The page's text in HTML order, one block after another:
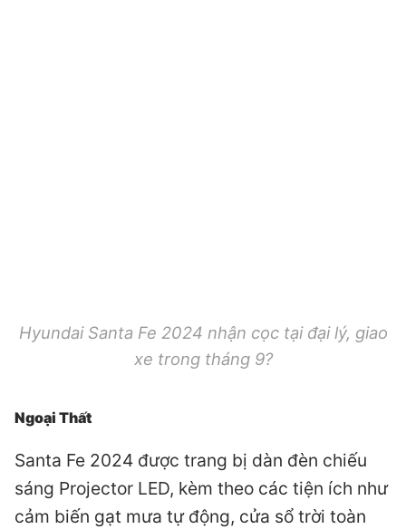
Hyundai Santa Fe 2024 nhận cọc tại đại lý, giao
xe trong tháng 9?
Ngoại Thất
Santa Fe 2024 được trang bị dàn đèn chiếu
sáng Projector LED, kèm theo các tiện ích như
cảm biến gạt mưa tự động, cửa sổ trời toàn